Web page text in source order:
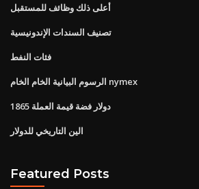
أعلى ذلك وظائف للمستقبل
تصنيف السندات الإندونيسية
فئات النفط
الرسوم البيانية الخام الخام nymex
1865 دولار فضة قيمة العملة
الين التاريخي للدولار
Featured Posts